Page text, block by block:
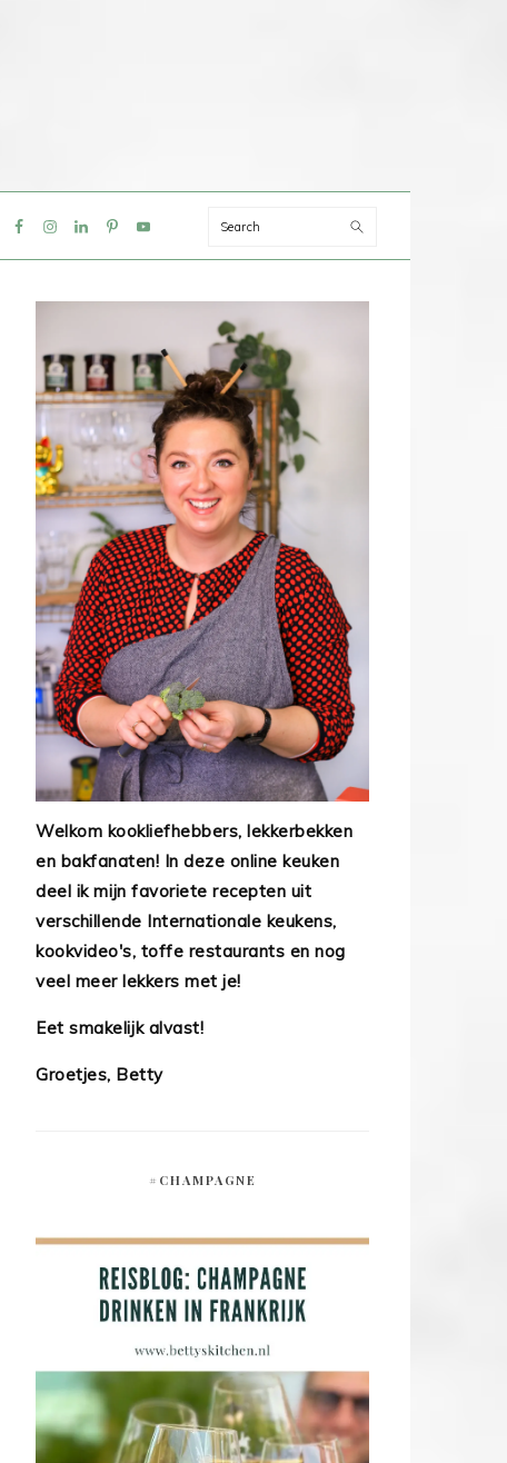
Search
Welkom kookliefhebbers, lekkerbekken
en bakfanaten! In deze online keuken
deel ik mijn favoriete recepten uit
verschillende Internationale keukens,
kookvideo's, toffe restaurants en nog
veel meer lekkers met je!
Eet smakelijk alvast!
Groetjes, Betty
#CHAMPAGNE